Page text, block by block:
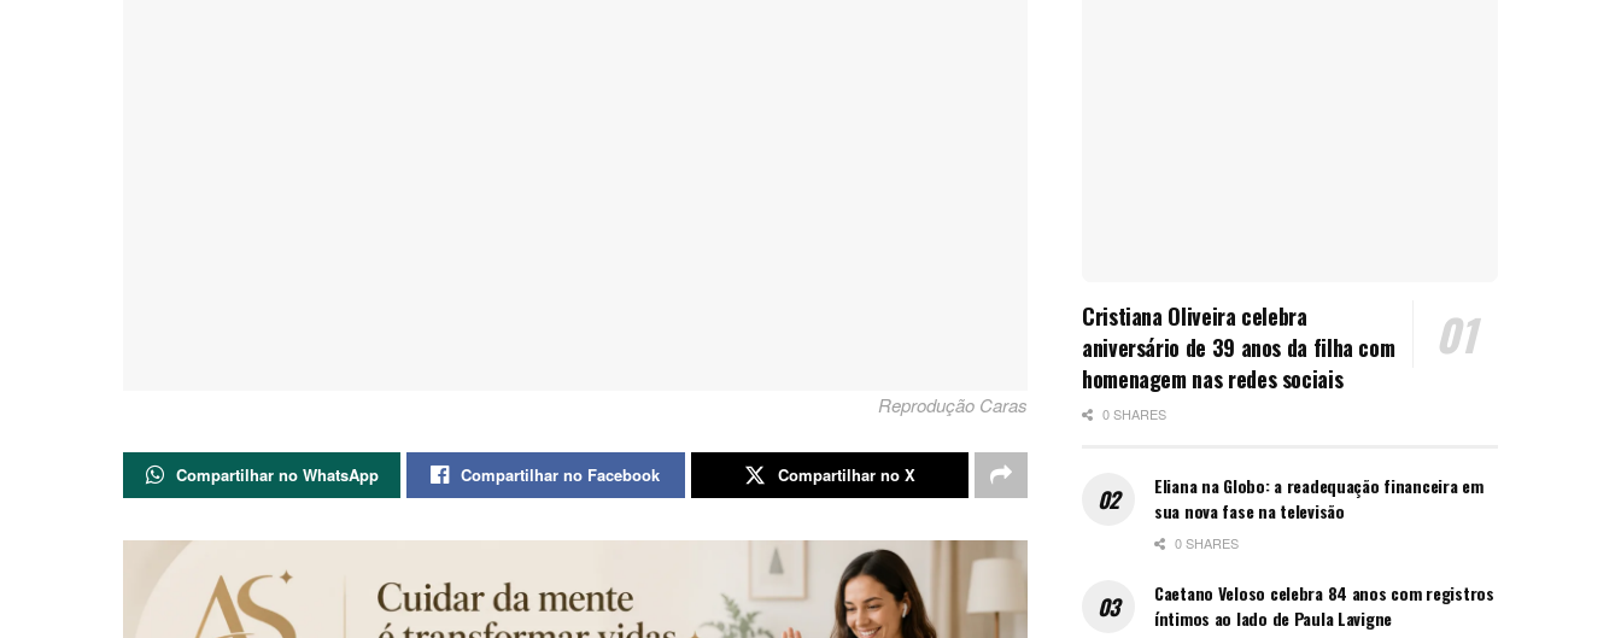
Reprodução Caras
Compartilhar no WhatsApp Compartilhar no Facebook Compartilhar no X
Cristiana Oliveira celebra
aniversário de 39 anos da filha com
homenagem nas redes sociais
0 SHARES
Eliana na Globo: a readequação financeira em
sua nova fase na televisão
0 SHARES
Caetano Veloso celebra 84 anos com registros
íntimos ao lado de Paula Lavigne